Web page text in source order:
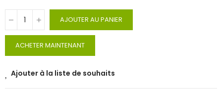
AJOUTER AU PANIER
ACHETER MAINTENANT
Ajouter à la liste de souhaits